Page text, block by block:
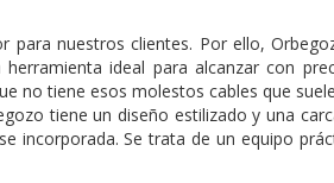
nuestros clientes. Por ello,
ideal para alcanzar con
no tiene esos molestos cables que
tiene un diseño estilizado y una
incorporada. Se trata de un equipo